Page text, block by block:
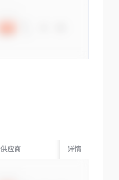
供应商 起运国/地区
详情